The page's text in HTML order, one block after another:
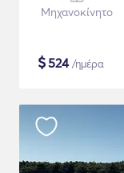
Μηχανοκίνητο
$524/ημέρα